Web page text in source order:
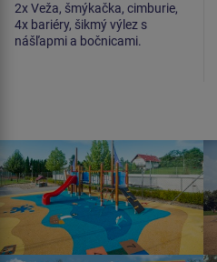
2x Veža, šmýkačka, cimburie,
4x bariéry, šikmý výlez s
nášľapmi a bočnicami.